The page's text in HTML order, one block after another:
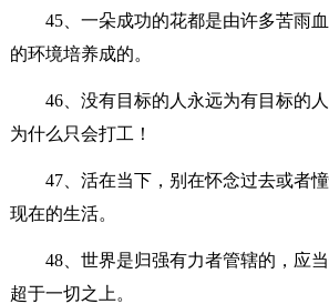
45、一朵成功的花都是由许多苦雨
的环境培养成的。
46、没有目标的人永远为有目标的
为什么只会打工！
47、活在当下，别在怀念过去或者
现在的生活。
48、世界是归强有力者管辖的，应
超于一切之上。